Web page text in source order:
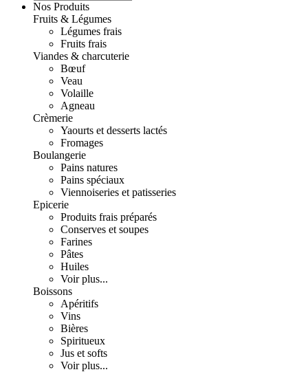
Nos Produits
Fruits & Légumes
Légumes frais
Fruits frais
Viandes & charcuterie
Bœuf
Veau
Volaille
Agneau
Crèmerie
Yaourts et desserts lactés
Fromages
Boulangerie
Pains natures
Pains spéciaux
Viennoiseries et patisseries
Epicerie
Produits frais préparés
Conserves et soupes
Farines
Pâtes
Huiles
Voir plus...
Boissons
Apéritifs
Vins
Bières
Spiritueux
Jus et softs
Voir plus...